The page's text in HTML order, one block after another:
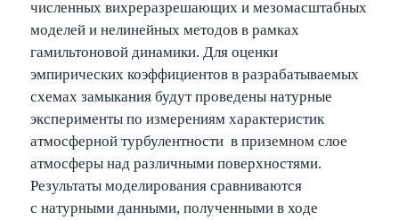
численных вихреразрешающих и мезомасштабных
моделей и нелинейных методов в рамках
гамильтоновой динамики. Для оценки
эмпирических коэффициентов в разрабатываемых
схемах замыкания будут проведены натурные
эксперименты по измерениям характеристик
атмосферной турбулентности в приземном слое
атмосферы над различными поверхностями.
Результаты моделирования сравниваются
с натурными данными, полученными в ходе